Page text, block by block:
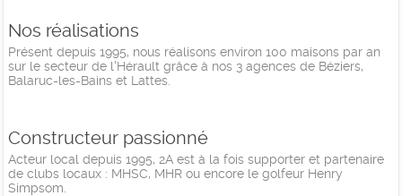
Nos réalisations
Présent depuis 1995, nous réalisons environ 100 maisons par an
sur le secteur de l'Hérault grâce à nos 3 agences de Béziers,
Balaruc-les-Bains et Lattes.
Constructeur passionné
Acteur local depuis 1995, 2A est à la fois supporter et partenaire
de clubs locaux : MHSC, MHR ou encore le golfeur Henry
Simpsom.